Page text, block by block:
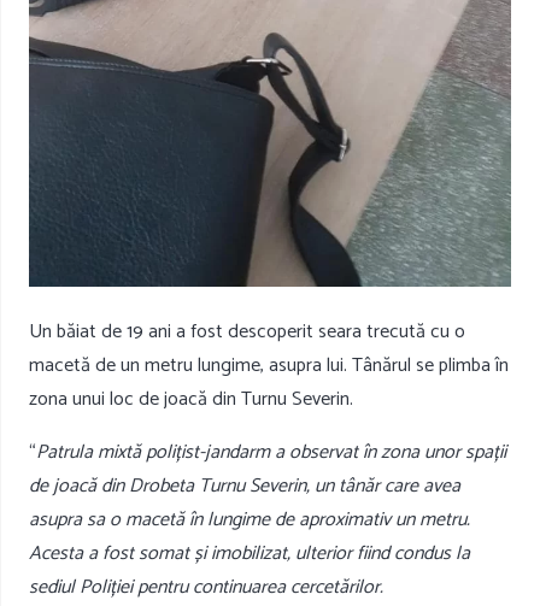
Un băiat de 19 ani a fost descoperit seara trecută cu o
macetă de un metru lungime, asupra lui. Tânărul se plimba în
zona unui loc de joacă din Turnu Severin.
“Patrula mixtă polițist-jandarm a observat în zona unor spații
de joacă din Drobeta Turnu Severin, un tânăr care avea
asupra sa o macetă în lungime de aproximativ un metru.
Acesta a fost somat și imobilizat, ulterior fiind condus la
sediul Poliției pentru continuarea cercetărilor.